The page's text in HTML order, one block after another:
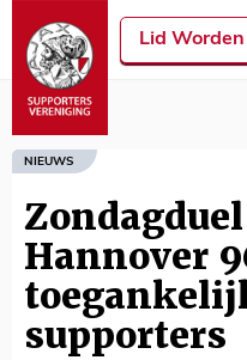
Lid Worden
NIEUWS
Hannover
supporters